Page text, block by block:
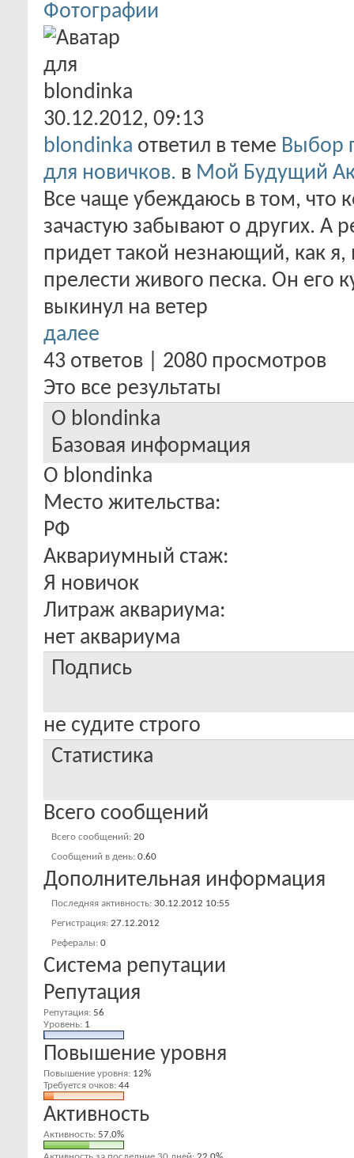
Фотографии
30.12.2012, 09:13
blondinka ответил в теме Выбор
для новичков. в Мой Будущий
Все чаще убеждаюсь в том, что
зачастую забывают о других. А
придет такой незнающий, как
прелести живого песка. Он его
выкинул на ветер
далее
43 ответов | 2080 просмотров
Это все результаты
О blondinka
Базовая информация
О blondinka
Место жительства:
РФ
Аквариумный стаж:
Я новичок
Литраж аквариума:
нет аквариума
Подпись
не судите строго
Статистика
Всего сообщений
Всего сообщений 20
Сообщений в день 0.60
Дополнительная информация
Последняя активность 30.12.2012 10:55
Регистрация 27.12.2012
Рефералы 0
Система репутации
Репутация
Репутация 56
Уровень 1
Повышение уровня
Повышение уровня 12%
Требуется очков 44
Активность
Активность 57.0%